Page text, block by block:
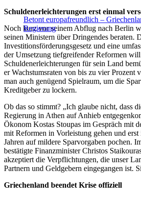
Betont europafreundlich –
Regierung
Schuldenerleichterungen erst einmal
Noch kurz vor seinem Abflug nach Berlin
seinen Ministern über Dringendes beraten.
Investitionsförderungsgesetz und eine
der Umsetzung tiefgreifender Reformen
Schuldenerleichterungen für sein Land
er Wachstumsraten von bis zu vier Prozent
man auch genügend Spielraum, um die
Kreditgeber zu lockern.
Ob das so stimmt? „Ich glaube nicht, dass
Regierung in Athen auf Anhieb
Ökonom Kostas Stoupas im Gespräch mit
mit Reformen in Vorleistung gehen und erst
Jahren auf mildere Sparvorgaben pochen.
bestätigte Finanzminister Christos
akzeptiert die Verpflichtungen, die unser
Partnern und Geldgebern eingegangen ist.
Griechenland beendet Krise offiziell